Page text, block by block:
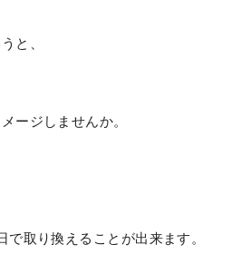
と、
ージしませんか。
で取り換えることが出来ます。